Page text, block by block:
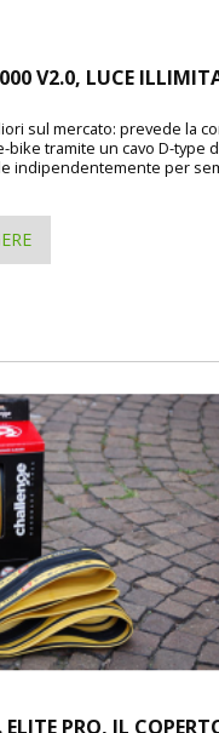
V2.0, LUCE
sul mercato: prevede la
bike tramite un cavo D-type
indipendentemente per
ELITE PRO, IL